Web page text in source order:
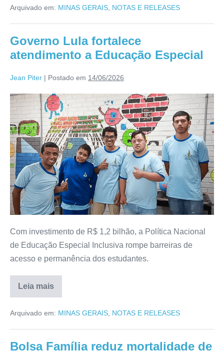
Arquivado em: MINAS GERAIS NOTAS E RELEASES
Governo Lula fortalece
atendimento a Educação Especial
Jean Piter | Postado em 14/06/2026
Com investimento de R$ 1,2 bilhão, a Política Nacional
de Educação Especial Inclusiva rompe barreiras de
acesso e permanência dos estudantes.
Leia mais
Arquivado em: MINAS GERAIS, NOTAS E RELEASES
Bolsa Família reduz mortalidade de